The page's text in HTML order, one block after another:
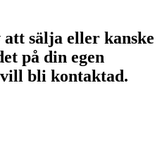
sälja eller kanske
på din egen
bli kontaktad.